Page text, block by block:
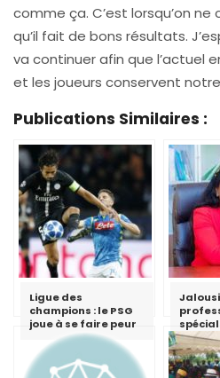
comme ça. C’est lorsqu’on
qu’il fait de bons résultats.
va continuer afin que l’actuel
et les joueurs conservent
Publications Similaires :
Ligue des
champions : le PSG
joue à se faire peur